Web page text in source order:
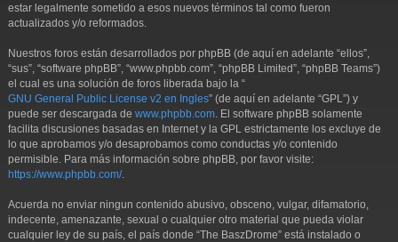
estar legalmente sometido a esos nuevos términos tal como fueron
actualizados y/o reformados.
Nuestros foros están desarrollados por phpBB (de aquí en adelante “ellos”,
“sus”, “software phpBB”, “www.phpbb.com”, “phpBB Limited”, “phpBB Teams”)
el cual es una solución de foros liberada bajo la “
GNU General Public License v2 en Ingles” (de aquí en adelante “GPL”) y
puede ser descargada de www.phpbb.com . El software phpBB solamente
facilita discusiones basadas en Internet y la GPL estrictamente los excluye de
lo que aprobamos y/o desaprobamos como conductas y/o contenido
permisible. Para más información sobre phpBB, por favor visite:
https://www.phpbb.com/.
Acuerda no enviar ningun contenido abusivo, obsceno, vulgar, difamatorio,
indecente, amenazante, sexual o cualquier otro material que pueda violar
cualquier ley de su país, el país donde “The BaszDrome” está instalado o